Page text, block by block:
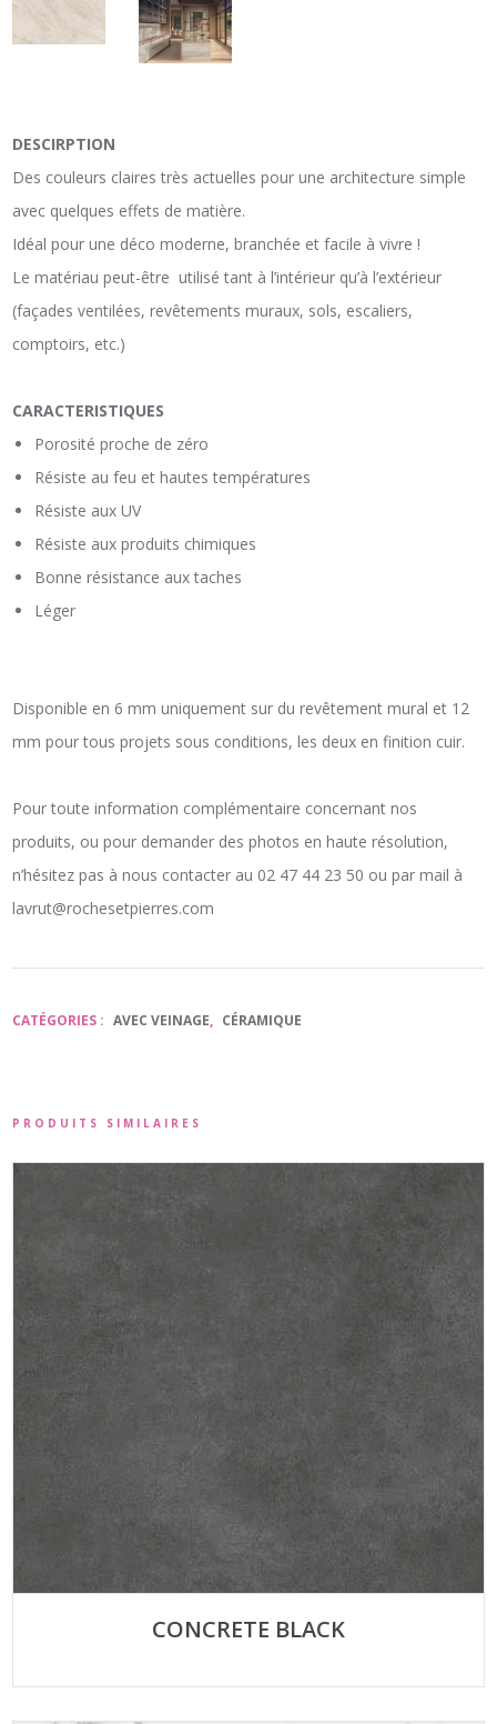
DESCIRPTION
Des couleurs claires très actuelles pour une architecture simple
avec quelques effets de matière.
Idéal pour une déco moderne, branchée et facile à vivre !
Le matériau peut-être utilisé tant à l’intérieur qu’à l’extérieur
(façades ventilées, revêtements muraux, sols, escaliers,
comptoirs, etc.)
CARACTERISTIQUES
Porosité proche de zéro
Résiste au feu et hautes températures
Résiste aux UV
Résiste aux produits chimiques
Bonne résistance aux taches
Léger
Disponible en 6 mm uniquement sur du revêtement mural et 12
mm pour tous projets sous conditions, les deux en finition cuir.
Pour toute information complémentaire concernant nos
produits, ou pour demander des photos en haute résolution,
n’hésitez pas à nous contacter au 02 47 44 23 50 ou par mail à
lavrut@rochesetpierres.com
CATÉGORIES : AVEC VEINAGE, CÉRAMIQUE
PRODUITS SIMILAIRES
CONCRETE BLACK